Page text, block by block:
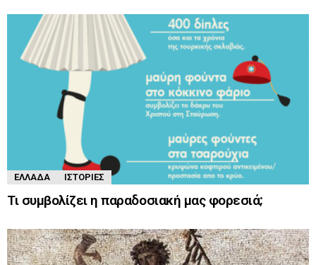
ΕΛΛΆΔΑ ΙΣΤΟΡΊΕΣ
Τι συμβολίζει η παραδοσιακή μας φορεσιά;